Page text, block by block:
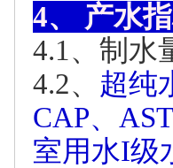
4、 产水
4.1、制水
4.2、 超纯
CAP、
室用水I级